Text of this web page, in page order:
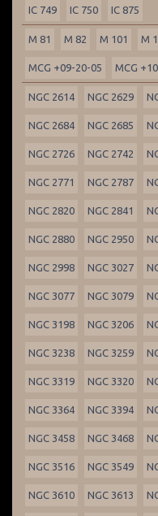
IC 749 IC 750 IC 875
M 81 M 82 M 101 M
MCG +09-20-05 MCG
NGC 2614 NGC 2629
NGC 2684 NGC 2685
NGC 2726 NGC 2742
NGC 2771 NGC 2787
NGC 2820 NGC 2841
NGC 2880 NGC 2950
NGC 2998 NGC 3027
NGC 3077 NGC 3079
NGC 3198 NGC 3206
NGC 3238 NGC 3259
NGC 3319 NGC 3320
NGC 3364 NGC 3394
NGC 3458 NGC 3468
NGC 3516 NGC 3549
NGC 3610 NGC 3613